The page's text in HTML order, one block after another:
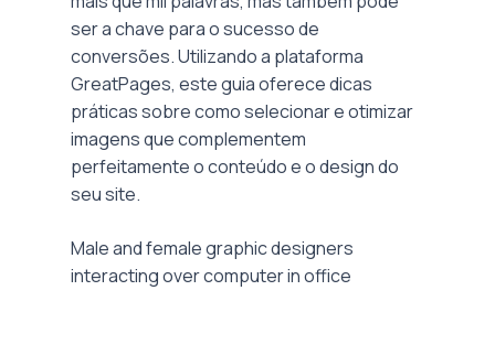
Male and female graphic designers
interacting over computer in office